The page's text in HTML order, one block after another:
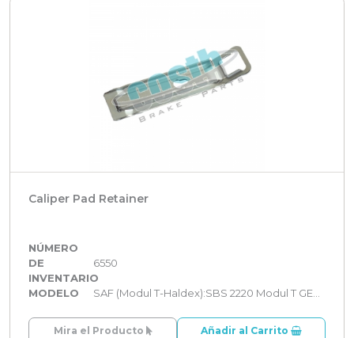
Caliper Pad Retainer
NÚMERO
DE
INVENTARIO
6550
MODELO
Mira el Producto Añadir al Carrito